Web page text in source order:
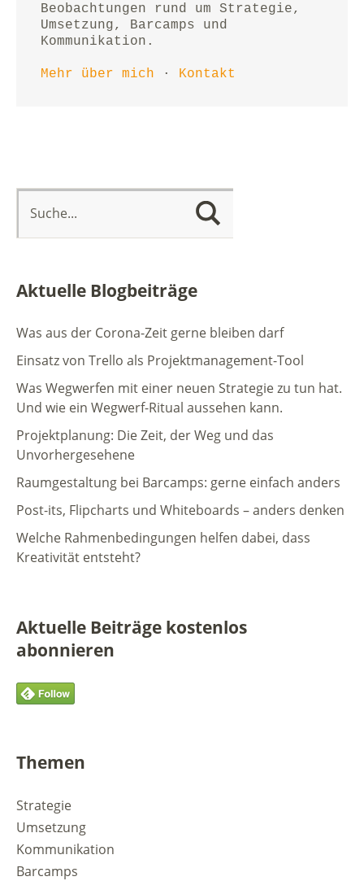
Beobachtungen rund um Strategie,
Umsetzung, Barcamps und
Kommunikation.
Mehr über mich · Kontakt
Aktuelle Blogbeiträge
Was aus der Corona-Zeit gerne bleiben darf
Einsatz von Trello als Projektmanagement-Tool
Was Wegwerfen mit einer neuen Strategie zu tun hat.
Und wie ein Wegwerf-Ritual aussehen kann.
Projektplanung: Die Zeit, der Weg und das
Unvorhergesehene
Raumgestaltung bei Barcamps: gerne einfach anders
Post-its, Flipcharts und Whiteboards – anders denken
Welche Rahmenbedingungen helfen dabei, dass
Kreativität entsteht?
Aktuelle Beiträge kostenlos
abonnieren
Themen
Strategie
Umsetzung
Kommunikation
Barcamps